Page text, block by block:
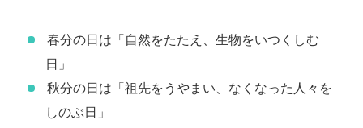
春分の日は「自然をたたえ、生物をいつくしむ
日」
秋分の日は「祖先をうやまい、なくなった人々を
しのぶ日」